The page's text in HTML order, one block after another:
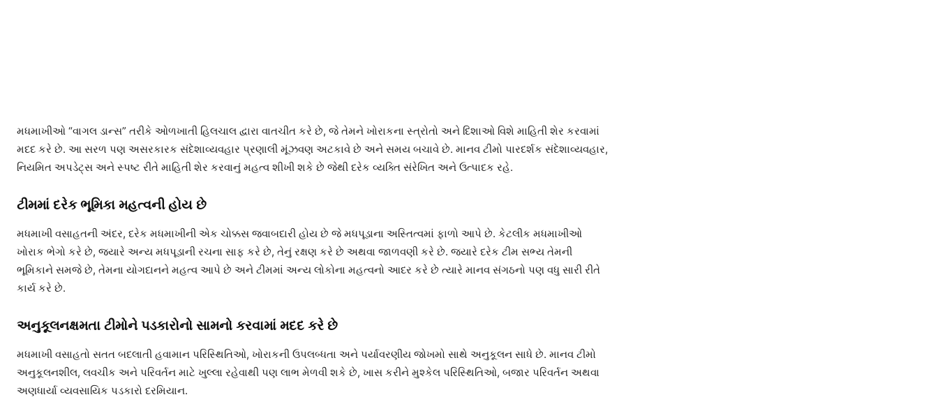
મધમાખીઓ “વાગલ ડાન્સ” તરીકે ઓળખાતી હિલચાલ દ્વારા વાતચીત કરે છે, જે તેમને ખોરાકના સ્ત્રોતો અને દિશાઓ વિશે માહિતી શેર કરવામાં
મદદ કરે છે. આ સરળ પણ અસરકારક સંદેશાવ્યવહાર પ્રણાલી મૂંઝવણ અટકાવે છે અને સમય બચાવે છે. માનવ ટીમો પારદર્શક સંદેશાવ્યવહાર,
નિયમિત અપડેટ્સ અને સ્પષ્ટ રીતે માહિતી શેર કરવાનું મહત્વ શીખી શકે છે જેથી દરેક વ્યક્તિ સંરેખિત અને ઉત્પાદક રહે.
ટીમમાં દરેક ભૂમિકા મહત્વની હોય છે
મધમાખી વસાહતની અંદર, દરેક મધમાખીની એક ચોક્કસ જવાબદારી હોય છે જે મધપૂડાના અસ્તિત્વમાં ફાળો આપે છે. કેટલીક મધમાખીઓ
ખોરાક ભેગો કરે છે, જ્યારે અન્ય મધપૂડાની રચના સાફ કરે છે, તેનું રક્ષણ કરે છે અથવા જાળવણી કરે છે. જ્યારે દરેક ટીમ સભ્ય તેમની
ભૂમિકાને સમજે છે, તેમના યોગદાનને મહત્વ આપે છે અને ટીમમાં અન્ય લોકોના મહત્વનો આદર કરે છે ત્યારે માનવ સંગઠનો પણ વધુ સારી રીતે
કાર્ય કરે છે.
અનુકૂલનક્ષમતા ટીમોને પડકારોનો સામનો કરવામાં મદદ કરે છે
મધમાખી વસાહતો સતત બદલાતી હવામાન પરિસ્થિતિઓ, ખોરાકની ઉપલબ્ધતા અને પર્યાવરણીય જોખમો સાથે અનુકૂલન સાધે છે. માનવ ટીમો
અનુકૂલનશીલ, લવચીક અને પરિવર્તન માટે ખુલ્લા રહેવાથી પણ લાભ મેળવી શકે છે, ખાસ કરીને મુશ્કેલ પરિસ્થિતિઓ, બજાર પરિવર્તન અથવા
અણધાર્યા વ્યવસાયિક પડકારો દરમિયાન.